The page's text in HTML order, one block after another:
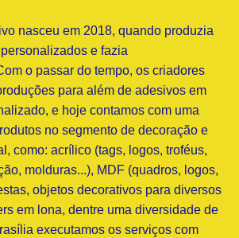
nasceu em 2018, quando produzia
e fazia
o passar do tempo, os criadores
para além de adesivos em
e hoje contamos com uma
no segmento de decoração e
como: acrílico (tags, logos, troféus,
molduras...), MDF (quadros, logos,
objetos decorativos para diversos
em lona, dentre uma diversidade de
executamos os serviços com